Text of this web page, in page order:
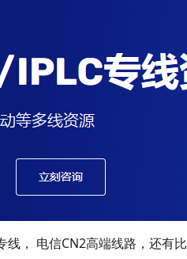
， 电信CN2高端线路，还有比